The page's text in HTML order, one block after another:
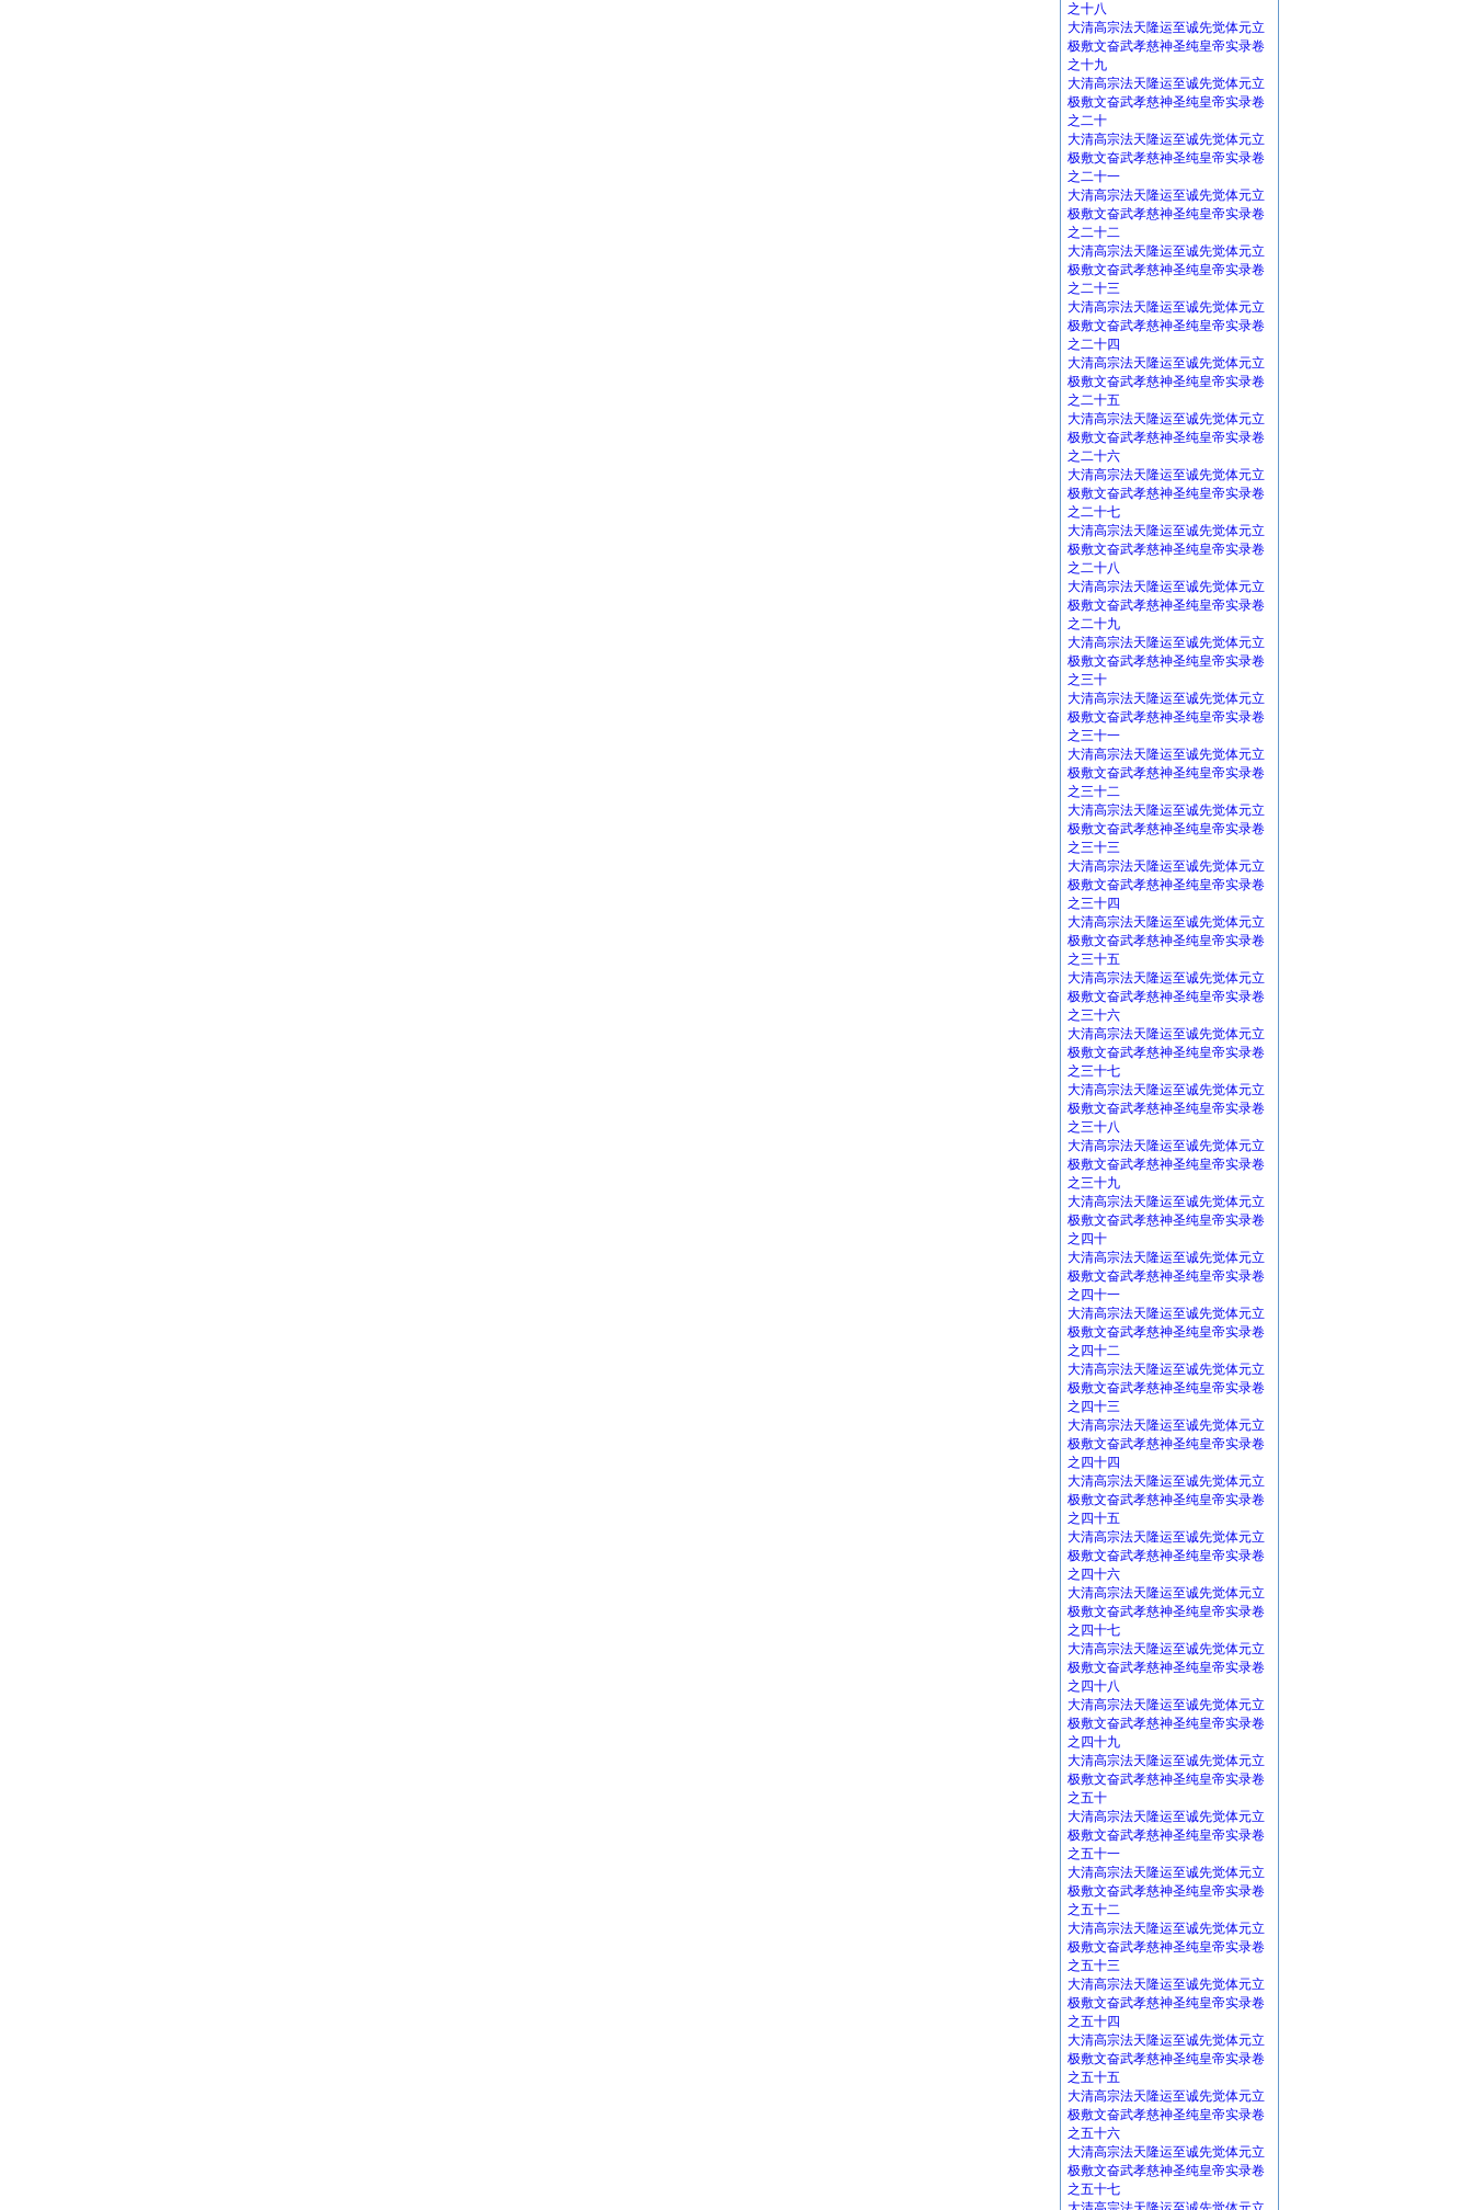
之十八
大清高宗法天隆运至诚先觉体元立
极敷文奋武孝慈神圣纯皇帝实录卷
之十九
大清高宗法天隆运至诚先觉体元立
极敷文奋武孝慈神圣纯皇帝实录卷
之二十
大清高宗法天隆运至诚先觉体元立
极敷文奋武孝慈神圣纯皇帝实录卷
之二十一
大清高宗法天隆运至诚先觉体元立
极敷文奋武孝慈神圣纯皇帝实录卷
之二十二
大清高宗法天隆运至诚先觉体元立
极敷文奋武孝慈神圣纯皇帝实录卷
之二十三
大清高宗法天隆运至诚先觉体元立
极敷文奋武孝慈神圣纯皇帝实录卷
之二十四
大清高宗法天隆运至诚先觉体元立
极敷文奋武孝慈神圣纯皇帝实录卷
之二十五
大清高宗法天隆运至诚先觉体元立
极敷文奋武孝慈神圣纯皇帝实录卷
之二十六
大清高宗法天隆运至诚先觉体元立
极敷文奋武孝慈神圣纯皇帝实录卷
之二十七
大清高宗法天隆运至诚先觉体元立
极敷文奋武孝慈神圣纯皇帝实录卷
之二十八
大清高宗法天隆运至诚先觉体元立
极敷文奋武孝慈神圣纯皇帝实录卷
之二十九
大清高宗法天隆运至诚先觉体元立
极敷文奋武孝慈神圣纯皇帝实录卷
之三十
大清高宗法天隆运至诚先觉体元立
极敷文奋武孝慈神圣纯皇帝实录卷
之三十一
大清高宗法天隆运至诚先觉体元立
极敷文奋武孝慈神圣纯皇帝实录卷
之三十二
大清高宗法天隆运至诚先觉体元立
极敷文奋武孝慈神圣纯皇帝实录卷
之三十三
大清高宗法天隆运至诚先觉体元立
极敷文奋武孝慈神圣纯皇帝实录卷
之三十四
大清高宗法天隆运至诚先觉体元立
极敷文奋武孝慈神圣纯皇帝实录卷
之三十五
大清高宗法天隆运至诚先觉体元立
极敷文奋武孝慈神圣纯皇帝实录卷
之三十六
大清高宗法天隆运至诚先觉体元立
极敷文奋武孝慈神圣纯皇帝实录卷
之三十七
大清高宗法天隆运至诚先觉体元立
极敷文奋武孝慈神圣纯皇帝实录卷
之三十八
大清高宗法天隆运至诚先觉体元立
极敷文奋武孝慈神圣纯皇帝实录卷
之三十九
大清高宗法天隆运至诚先觉体元立
极敷文奋武孝慈神圣纯皇帝实录卷
之四十
大清高宗法天隆运至诚先觉体元立
极敷文奋武孝慈神圣纯皇帝实录卷
之四十一
大清高宗法天隆运至诚先觉体元立
极敷文奋武孝慈神圣纯皇帝实录卷
之四十二
大清高宗法天隆运至诚先觉体元立
极敷文奋武孝慈神圣纯皇帝实录卷
之四十三
大清高宗法天隆运至诚先觉体元立
极敷文奋武孝慈神圣纯皇帝实录卷
之四十四
大清高宗法天隆运至诚先觉体元立
极敷文奋武孝慈神圣纯皇帝实录卷
之四十五
大清高宗法天隆运至诚先觉体元立
极敷文奋武孝慈神圣纯皇帝实录卷
之四十六
大清高宗法天隆运至诚先觉体元立
极敷文奋武孝慈神圣纯皇帝实录卷
之四十七
大清高宗法天隆运至诚先觉体元立
极敷文奋武孝慈神圣纯皇帝实录卷
之四十八
大清高宗法天隆运至诚先觉体元立
极敷文奋武孝慈神圣纯皇帝实录卷
之四十九
大清高宗法天隆运至诚先觉体元立
极敷文奋武孝慈神圣纯皇帝实录卷
之五十
大清高宗法天隆运至诚先觉体元立
极敷文奋武孝慈神圣纯皇帝实录卷
之五十一
大清高宗法天隆运至诚先觉体元立
极敷文奋武孝慈神圣纯皇帝实录卷
之五十二
大清高宗法天隆运至诚先觉体元立
极敷文奋武孝慈神圣纯皇帝实录卷
之五十三
大清高宗法天隆运至诚先觉体元立
极敷文奋武孝慈神圣纯皇帝实录卷
之五十四
大清高宗法天隆运至诚先觉体元立
极敷文奋武孝慈神圣纯皇帝实录卷
之五十五
大清高宗法天隆运至诚先觉体元立
极敷文奋武孝慈神圣纯皇帝实录卷
之五十六
大清高宗法天隆运至诚先觉体元立
极敷文奋武孝慈神圣纯皇帝实录卷
之五十七